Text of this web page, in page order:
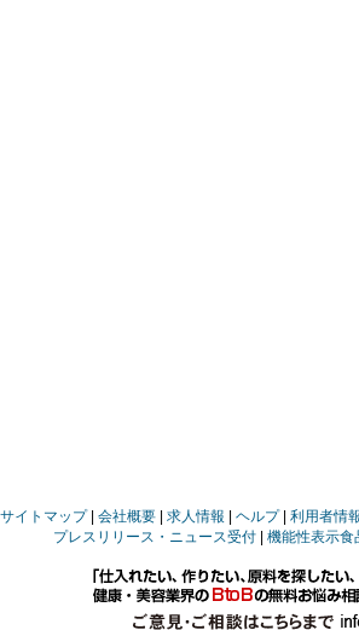
サイトマップ 会社概要 求人情報 ヘルプ 利用者情
プレスリリース・ニュース受付
機能性表示食